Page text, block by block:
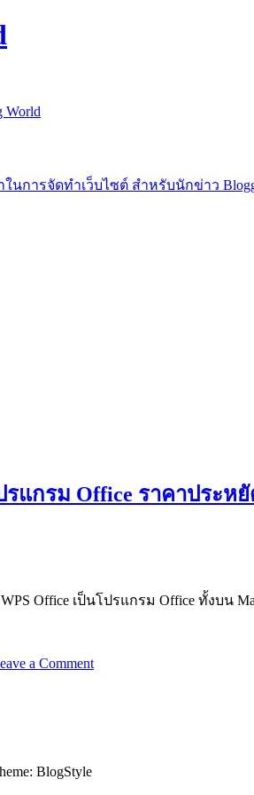
World
นการจัดทำเว็บไซต์ สำหรับนักข่าว
รแกรม Office ราคาประห
Office เป็นโปรแกรม Office ทั้งบ
a Comment
BlogStyle